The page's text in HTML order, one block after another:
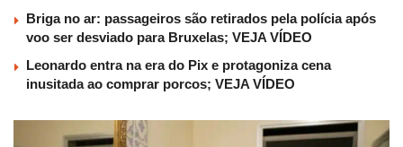
Briga no ar: passageiros são retirados pela polícia após
voo ser desviado para Bruxelas; VEJA VÍDEO
Leonardo entra na era do Pix e protagoniza cena
inusitada ao comprar porcos; VEJA VÍDEO